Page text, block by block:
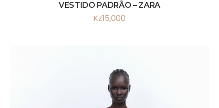
VESTIDO PADRÃO – ZARA
Kz15,000